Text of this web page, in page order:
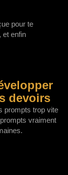
pour te
et enfin
devoirs
prompts trop vite
vraiment